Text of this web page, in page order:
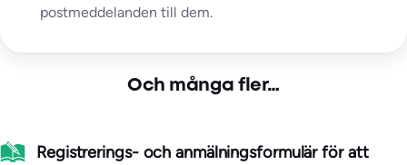
postmeddelanden till dem.
Och många fler…
Registrerings- och anmälningsformulär för att